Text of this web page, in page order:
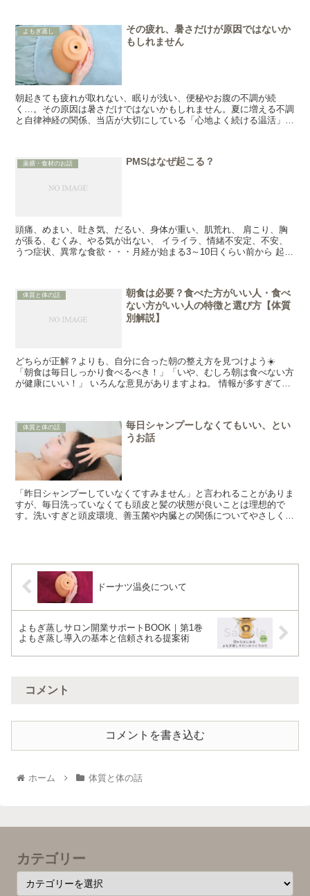
よもぎ蒸し
その疲れ、暑さだけが原因ではないか
もしれません
朝起きても疲れが取れない、眠りが浅い、便秘やお腹の不調が続
く…。その原因は暑さだけではないかもしれません。夏に増える不調
と自律神経の関係、当店が大切にしている「心地よく続ける温活」に
薬膳・食材のお話 PMSはなぜ起こる？
頭痛、めまい、吐き気、だるい、身体が重い、肌荒れ、 肩こり、胸
が張る、むくみ、やる気が出ない、 イライラ、情緒不安定、不安、
うつ症状、異常な食欲・・・月経が始まる3～10日くらい前から 起こ
体質と体の話
朝食は必要？食べた方がいい人・食べ
ない方がいい人の特徴と選び方【体質
別解説】
どちらが正解？よりも、自分に合った朝の整え方を見つけよう☀️
「朝食は毎日しっかり食べるべき！」「いや、むしろ朝は食べない方
が健康にいい！」 いろんな意見がありますよね。 情報が多すぎて、
体質と体の話
毎日シャンプーしなくてもいい、とい
うお話
「昨日シャンプーしていなくてすみません」と言われることがありま
すが、毎日洗っていなくても頭皮と髪の状態が良いことは理想的で
す。洗いすぎと頭皮環境、善玉菌や内臓との関係についてやさしくお
ドーナツ温灸について
よもぎ蒸しサロン開業サポートBOOK｜第1巻
よもぎ蒸し導入の基本と信頼される提案術
コメント
コメントを書き込む
ホーム 体質と体の話
カテゴリー